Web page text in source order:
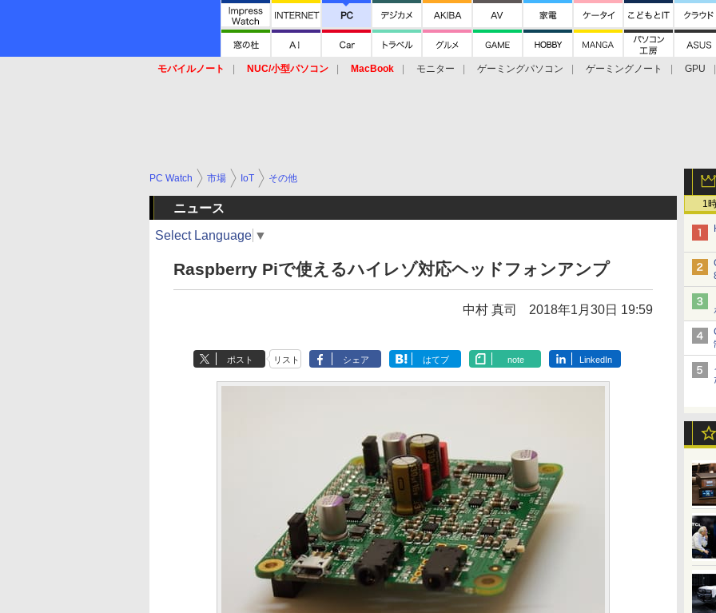
モバイルノート NUC/小型パソコン MacBook モニター ゲーミングパソコン ゲーミングノート
GPU
1
PC Watch 市場 IoT その他
ニュース
Select Language ▼
Raspberry Piで使えるハイレゾ対応ヘッドフォンアンプ
中村 真司 2018年1月30日 19:59
ポスト リスト シェア はてブ note LinkedIn